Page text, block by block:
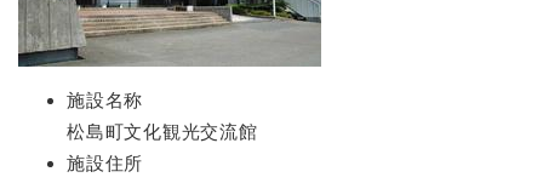
施設名称
松島町文化観光交流館
施設住所